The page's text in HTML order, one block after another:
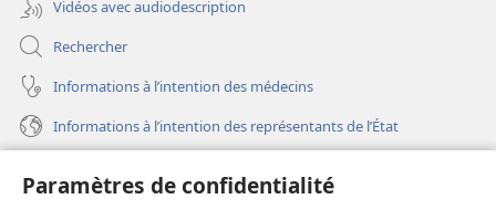
Paramètres de confidentialité
Vidéos avec audiodescription
Rechercher
Informations à l’intention des médecins
Informations à l’intention des représentants de l’État